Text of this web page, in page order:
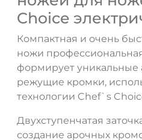
Choice
Компактная и очень
ножи
формирует уникальные
режущие кромки,
технологии Chef`s
Двухступенчатая
создание арочных